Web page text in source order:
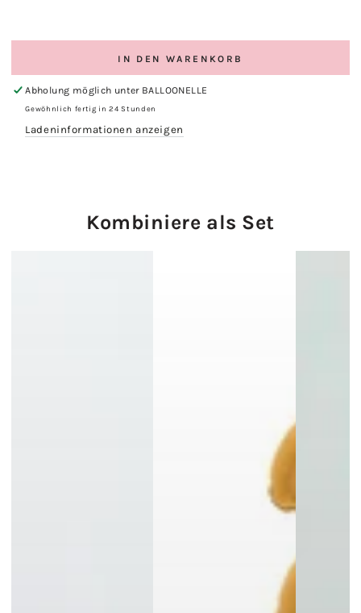
IN DEN WARENKORB
Abholung möglich unter BALLOONELLE
Gewöhnlich fertig in 24 Stunden
Ladeninformationen anzeigen
Kombiniere als Set